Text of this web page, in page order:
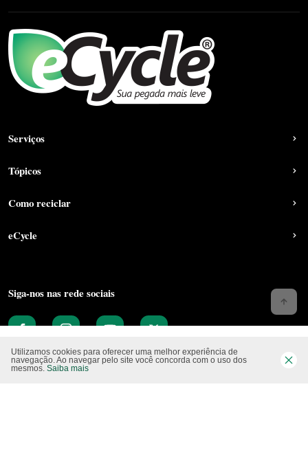
Serviços
Tópicos
Como reciclar
eCycle
Siga-nos nas rede sociais
Utilizamos cookies para oferecer uma melhor experiência de
navegação. Ao navegar pelo site você concorda com o uso dos
mesmos. Saiba mais